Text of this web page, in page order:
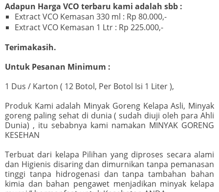
Adapun Harga VCO terbaru kami adalah sbb :
Extract VCO Kemasan 330 ml : Rp 80.000,-
Extract VCO Kemasan 1 Ltr : Rp 225.000,-
Terimakasih.
Untuk Pesanan Minimum :
1 Dus / Karton ( 12 Botol, Per Botol Isi 1 Liter ),
Produk Kami adalah Minyak Goreng Kelapa Asli, Minyak
goreng paling sehat di dunia ( sudah diuji oleh para Ahli
Dunia) , itu sebabnya kami namakan MINYAK GORENG
KESEHAN
Terbuat dari kelapa Pilihan yang diproses secara alami
dan Higienis disaring dan dimurnikan tanpa pemanasan
tinggi tanpa hidrogenasi dan tanpa tambahan bahan
kimia dan bahan pengawet menjadikan minyak kelapa